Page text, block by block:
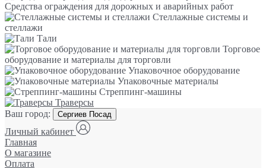
Средства ограждения для дорожных и аварийных работ
Стеллажные системы и
стеллажи
Тали
Торговое
оборудование и материалы для торговли
Упаковочное оборудование
Упаковочные материалы
Стреппинг-машины
Траверсы
Ваш город:
Сергиев Посад
Личный кабинет
Главная
О магазине
Оплата